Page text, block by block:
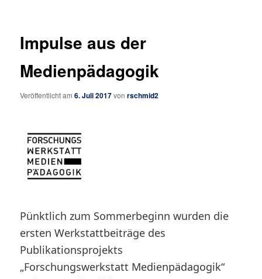
Impulse aus der
Medienpädagogik
Veröffentlicht am6. Juli 2017vonrschmid2
Pünktlich zum Sommerbeginn wurden die
ersten Werkstattbeiträge des
Publikationsprojekts
„Forschungswerkstatt Medienpädagogik“